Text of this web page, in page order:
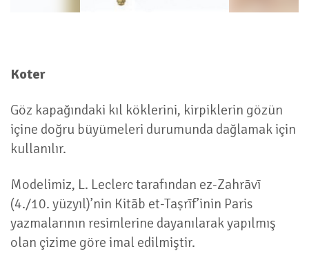
Koter
Göz kapağındaki kıl köklerini, kirpiklerin gözün
içine doğru büyümeleri durumunda dağlamak için
kullanılır.
Modelimiz, L. Leclerc tarafından ez-Zahrāvī
(4./10. yüzyıl)’nin Kitāb et-Taṣrīf’inin Paris
yazmalarının resimlerine dayanılarak yapılmış
olan çizime göre imal edilmiştir.